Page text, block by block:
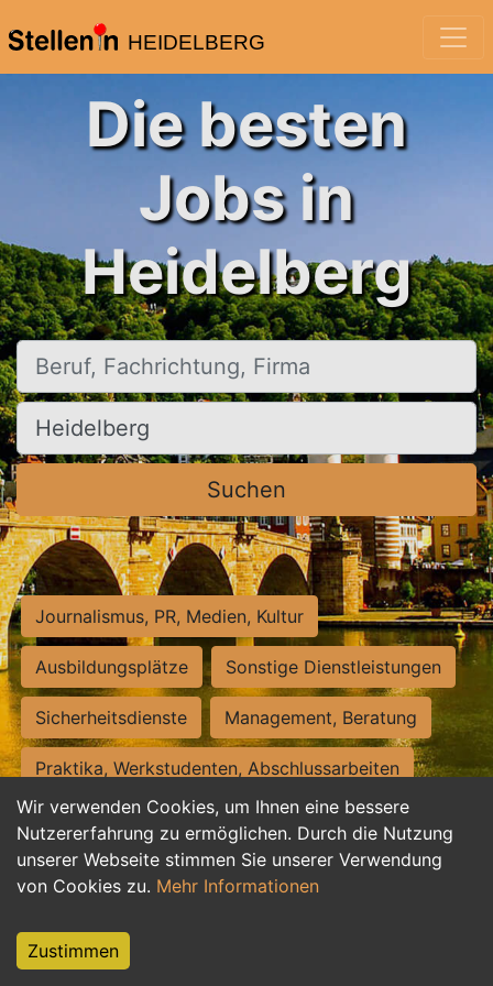
HEIDELBERG
Wir verwenden Cookies, um Ihnen eine bessere
Nutzererfahrung zu ermöglichen. Durch die Nutzung
unserer Webseite stimmen Sie unserer Verwendung
von Cookies zu. Mehr Informationen
Zustimmen
Die besten
Jobs in
Heidelberg
Beruf, Fachrichtung, Firma
Ort, Stadt
Suchen
Journalismus, PR, Medien, Kultur
Ausbildungsplätze Sonstige Dienstleistungen
Sicherheitsdienste Management, Beratung
Praktika, Werkstudenten, Abschlussarbeiten
Personalwesen Assistenz, Sekretariat
Hilfskräfte, Aushilfs- und Nebenjobs
Weiterbildung, Studium, duale Ausbildung